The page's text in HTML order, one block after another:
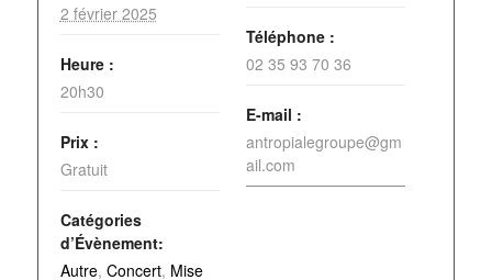
2 février 2025
Heure :
20h30
Prix :
Gratuit
Catégories
d’Évènement:
Autre, Concert, Mise
Téléphone :
02 35 93 70 36
E-mail :
antropialegroupe@gm
ail.com